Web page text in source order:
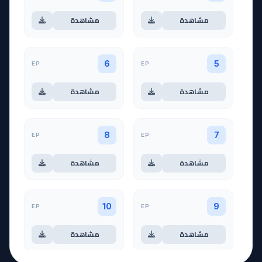
مشاهدة مشاهدة
5
EP
مشاهدة
6
EP
مشاهدة
7
EP
مشاهدة
8
EP
مشاهدة
9
EP
مشاهدة
10
EP
مشاهدة